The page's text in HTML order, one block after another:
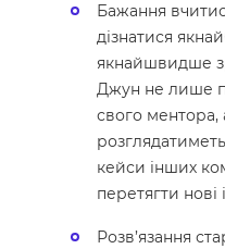
Бажання
дізнатися
якнайшвидше
Джун не лише
свого
кейси інших
перетягти нові
Розв’язання